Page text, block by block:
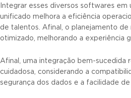
Integrar esses diversos softwares em
unificado melhora a eficiência
de talentos. Afinal, o planejamento de
otimizado, melhorando a experiência
Afinal, uma integração bem-sucedida
cuidadosa, considerando a
segurança dos dados e a facilidade de